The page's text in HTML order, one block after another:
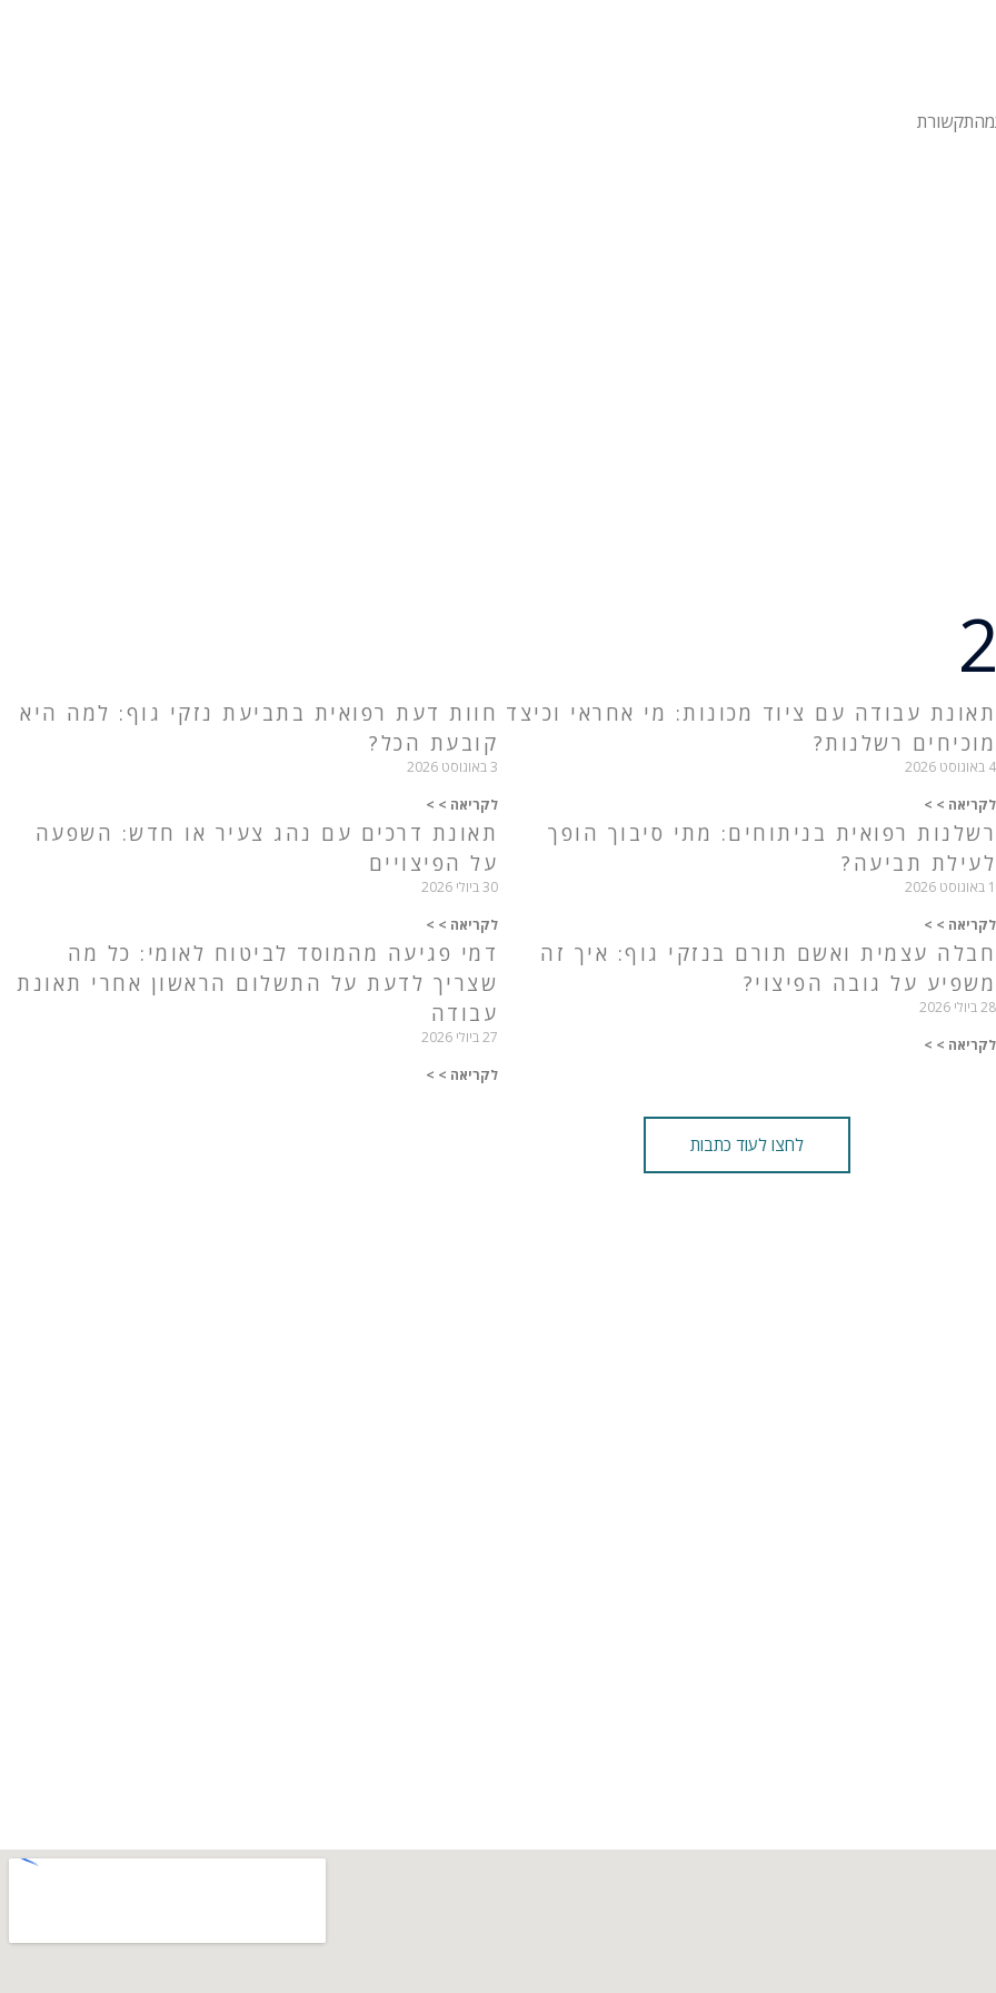
מהתקשורת
תאונת עבודה עם ציוד מכונות: מי אחראי וכיצד
מוכיחים רשלנות?
4 באוגוסט 2026
לקריאה > >
חוות דעת רפואית בתביעת נזקי גוף: למה היא
קובעת הכל?
3 באוגוסט 2026
לקריאה > >
רשלנות רפואית בניתוחים: מתי סיבוך הופך
לעילת תביעה?
1 באוגוסט 2026
לקריאה > >
תאונת דרכים עם נהג צעיר או חדש: השפעה
על הפיצויים
30 ביולי 2026
לקריאה > >
חבלה עצמית ואשם תורם בנזקי גוף: איך זה
משפיע על גובה הפיצוי?
28 ביולי 2026
לקריאה > >
דמי פגיעה מהמוסד לביטוח לאומי: כל מה
שצריך לדעת על התשלום הראשון אחרי תאונת
עבודה
27 ביולי 2026
לקריאה > >
לחצו לעוד כתבות